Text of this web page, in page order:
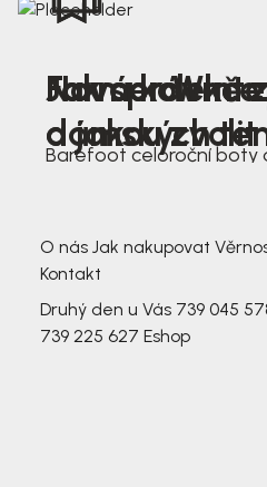
Nová
dámských
Jak správně
a jakou
Farmer
Barefoot celoroční boty
O nás Jak nakupovat
Kontakt
Druhý den u Vás 739 045
739 225 627 Eshop